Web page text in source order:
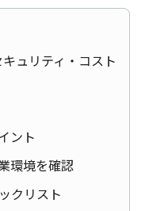
ュリティ・コスト
ント
環境を確認
クリスト